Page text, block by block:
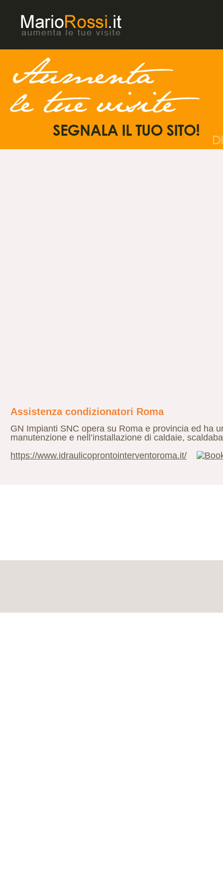
Assistenza condizionatori Roma
GN Impianti SNC opera su Roma e provincia ed ha
manutenzione e nell’installazione di caldaie,
https://www.idraulicoprontointerventoroma.it/